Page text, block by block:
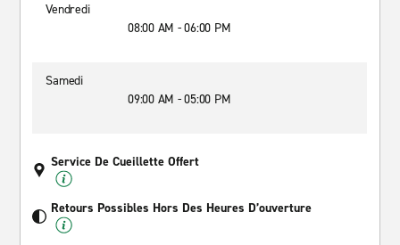
Vendredi
08:00 AM - 06:00 PM
Samedi
09:00 AM - 05:00 PM
Service De Cueillette Offert
Retours Possibles Hors Des Heures D’ouverture